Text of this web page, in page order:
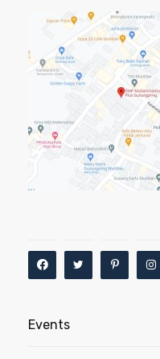
Events